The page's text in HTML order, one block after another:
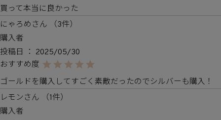
買って本当に良かった
にゃろめ
3
購入者
投稿日
2025/05/30
ゴールドを購入してすごく素敵だったのでシルバーも購入！
レモン
1
購入者